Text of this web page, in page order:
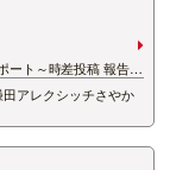
ート～時差投稿 報告ブ
八海山スキー場へ！
じみの、 スタッフの
なちゃんと！ 去年の
田アレクシッチさやか